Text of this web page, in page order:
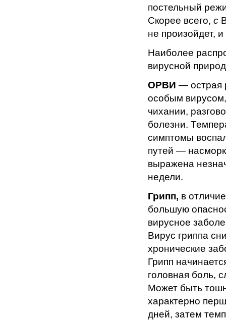
постельный
Скорее всего, с
не произойдет, и
Наиболее
вирусной
ОРВИ — острая
особым
чихании,
болезни.
симптомы
путей —
выражена
недели.
Грипп, в
большую
вирусное
Вирус гриппа
хронические
Грипп
головная боль,
Может быть
характерно
дней, затем